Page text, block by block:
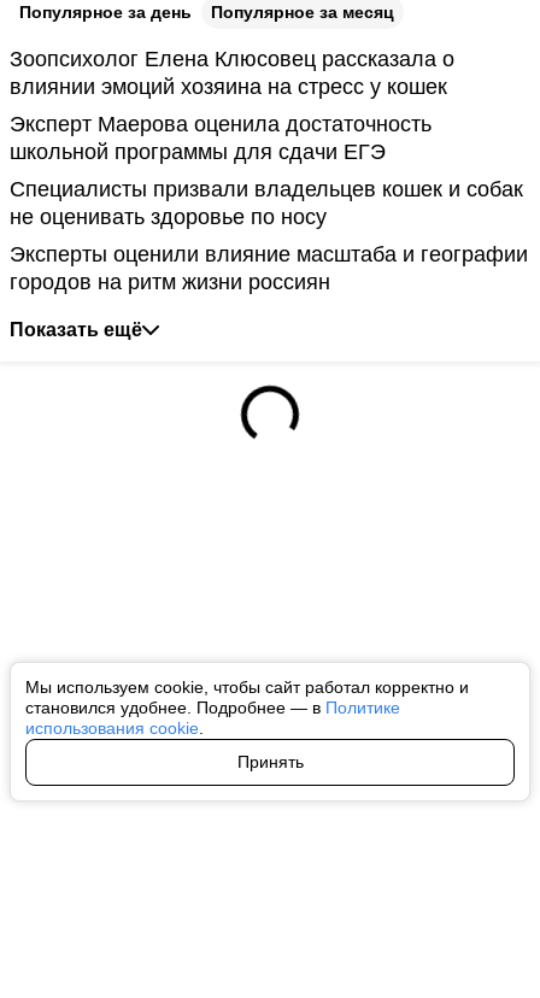
Мы используем cookie, чтобы сайт работал корректно и
становился удобнее. Подробнее — в Политике
использования cookie
Принять
Популярное за день Популярное за месяц
Зоопсихолог Елена Клюсовец рассказала о
влиянии эмоций хозяина на стресс у кошек
Эксперт Маерова оценила достаточность
школьной программы для сдачи ЕГЭ
Специалисты призвали владельцев кошек и собак
не оценивать здоровье по носу
Эксперты оценили влияние масштаба и географии
городов на ритм жизни россиян
Показать ещё